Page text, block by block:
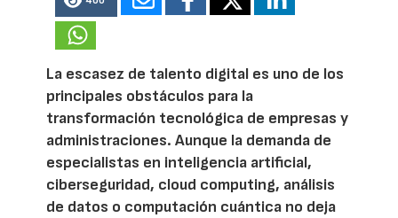
La escasez de talento digital es uno de los
principales obstáculos para la
transformación tecnológica de empresas y
administraciones. Aunque la demanda de
especialistas en inteligencia artificial,
ciberseguridad, cloud computing, análisis
de datos o computación cuántica no deja